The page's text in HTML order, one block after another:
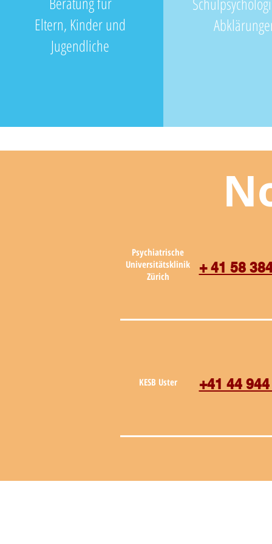
Eltern, Kinder und
Jugendliche
Psychiatrische
Universitätsklinik
Zürich
+ 41 58
KESB Uster +41 44